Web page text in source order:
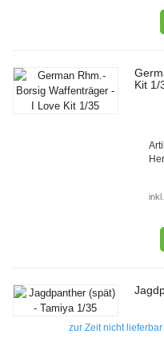
Kit 1/
zur Zeit nicht lieferbar